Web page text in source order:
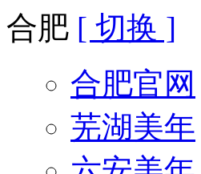
合肥 [ 切换 ]
合肥官网
芜湖美年